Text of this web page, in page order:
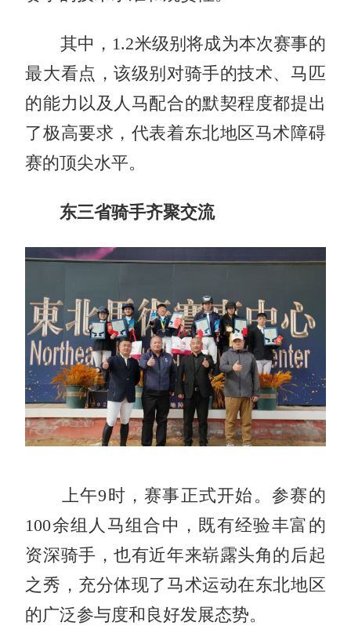
其中，1.2米级别将成为本次赛事的
最大看点，该级别对骑手的技术、马匹
的能力以及人马配合的默契程度都提出
了极高要求，代表着东北地区马术障碍
赛的顶尖水平。
东三省骑手齐聚交流
上午9时，赛事正式开始。参赛的
100余组人马组合中，既有经验丰富的
资深骑手，也有近年来崭露头角的后起
之秀，充分体现了马术运动在东北地区
的广泛参与度和良好发展态势。